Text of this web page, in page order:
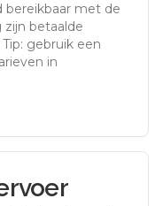
bereikbaar met de
zijn betaalde
gebruik een
in